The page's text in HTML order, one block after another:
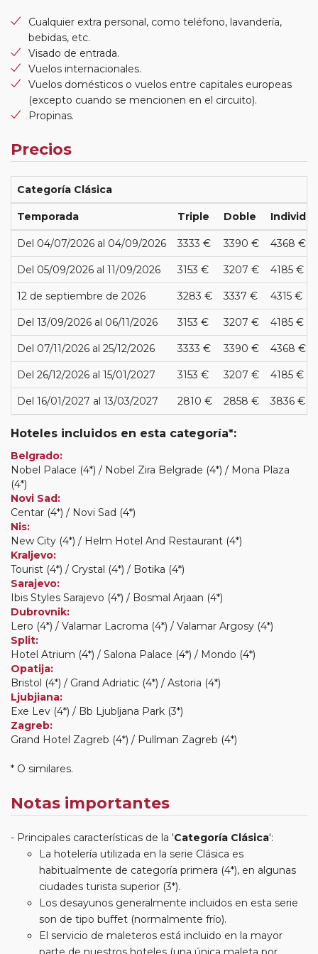
Cualquier extra personal, como teléfono, lavandería,
bebidas, etc.
Visado de entrada.
Vuelos internacionales.
Vuelos domésticos o vuelos entre capitales europeas
(excepto cuando se mencionen en el circuito).
Propinas.
Precios
Categoría Clásica
Temporada Triple Doble
Del 04/07/2026 al 04/09/2026 3333 € 3390 € 4368 €
Del 05/09/2026 al 11/09/2026 3153 € 3207 € 4185 €
12 de septiembre de 2026 3283 € 3337 € 4315 €
Del 13/09/2026 al 06/11/2026 3153 € 3207 € 4185 €
Del 07/11/2026 al 25/12/2026 3333 € 3390 € 4368 €
Del 26/12/2026 al 15/01/2027 3153 € 3207 € 4185 €
Del 16/01/2027 al 13/03/2027 2810 € 2858 € 3836 €
Hoteles incluidos en esta categoría*:
Belgrado:
Nobel Palace (4*) / Nobel Zira Belgrade (4*) / Mona Plaza
(4*)
Novi Sad:
Centar (4*) / Novi Sad (4*)
Nis:
New City (4*) / Helm Hotel And Restaurant (4*)
Kraljevo:
Tourist (4*) / Crystal (4*) / Botika (4*)
Sarajevo:
Ibis Styles Sarajevo (4*) / Bosmal Arjaan (4*)
Dubrovnik:
Lero (4*) / Valamar Lacroma (4*) / Valamar Argosy (4*)
Split:
Hotel Atrium (4*) / Salona Palace (4*) / Mondo (4*)
Opatija:
Bristol (4*) / Grand Adriatic (4*) / Astoria (4*)
Ljubjiana:
Exe Lev (4*) / Bb Ljubljana Park (3*)
Zagreb:
Grand Hotel Zagreb (4*) / Pullman Zagreb (4*)
* O similares.
Notas importantes
Principales características de la 'Categoría Clásica':
La hotelería utilizada en la serie Clásica es
habitualmente de categoría primera (4*), en algunas
ciudades turista superior (3*).
Los desayunos generalmente incluidos en esta serie
son de tipo buffet (normalmente frío).
El servicio de maleteros está incluido en la mayor